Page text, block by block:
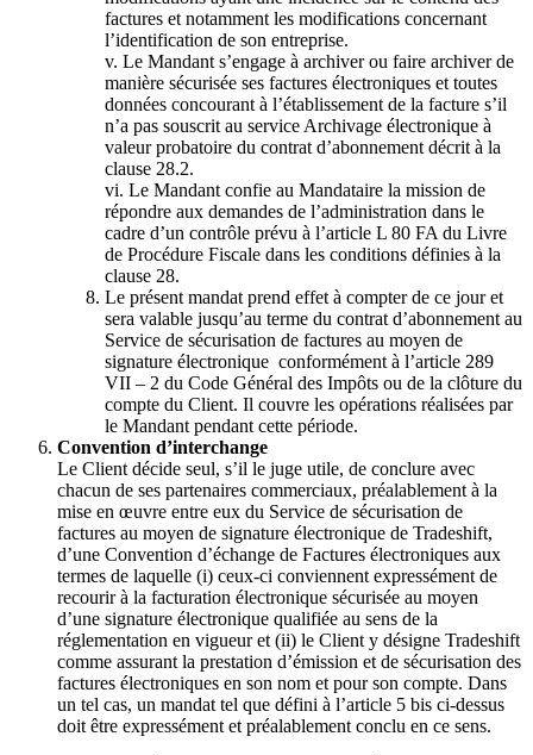
factures et notamment les modifications concernant
l’identification de son entreprise.
v. Le Mandant s’engage à archiver ou faire archiver de
manière sécurisée ses factures électroniques et toutes
données concourant à l’établissement de la facture s’il
n’a pas souscrit au service Archivage électronique à
valeur probatoire du contrat d’abonnement décrit à la
clause 28.2.
vi. Le Mandant confie au Mandataire la mission de
répondre aux demandes de l’administration dans le
cadre d’un contrôle prévu à l’article L 80 FA du Livre
de Procédure Fiscale dans les conditions définies à la
clause 28.
Le présent mandat prend effet à compter de ce jour et
sera valable jusqu’au terme du contrat d’abonnement au
Service de sécurisation de factures au moyen de
signature électronique conformément à l’article 289
VII – 2 du Code Général des Impôts ou de la clôture du
compte du Client. Il couvre les opérations réalisées par
le Mandant pendant cette période.
Convention d’interchange
Le Client décide seul, s’il le juge utile, de conclure avec
chacun de ses partenaires commerciaux, préalablement à la
mise en œuvre entre eux du Service de sécurisation de
factures au moyen de signature électronique de Tradeshift,
d’une Convention d’échange de Factures électroniques aux
termes de laquelle (i) ceux-ci conviennent expressément de
recourir à la facturation électronique sécurisée au moyen
d’une signature électronique qualifiée au sens de la
réglementation en vigueur et (ii) le Client y désigne Tradeshift
comme assurant la prestation d’émission et de sécurisation des
factures électroniques en son nom et pour son compte. Dans
un tel cas, un mandat tel que défini à l’article 5 bis ci-dessus
doit être expressément et préalablement conclu en ce sens.